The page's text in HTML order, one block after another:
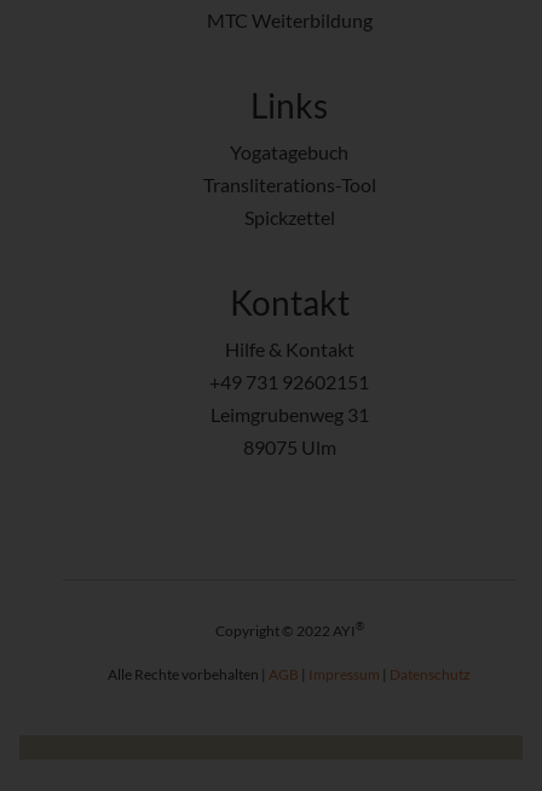
MTC Weiterbildung
Links
Yogatagebuch
Transliterations-Tool
Spickzettel
Kontakt
Hilfe & Kontakt
+49 731 92602151
Leimgrubenweg 31
89075 Ulm
Copyright © 2022 AYI ®
Alle Rechte vorbehalten | AGB | Impressum | Datenschutz